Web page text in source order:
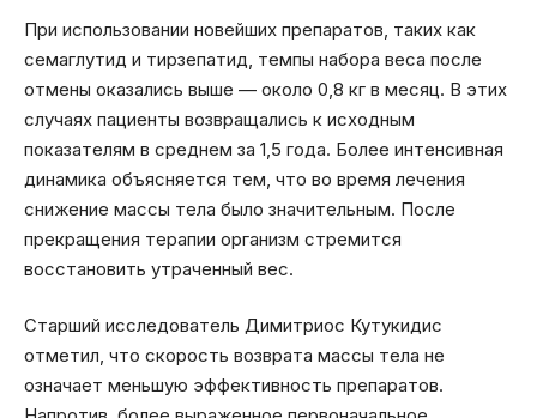
При использовании новейших препаратов, таких как
семаглутид и тирзепатид, темпы набора веса после
отмены оказались выше — около 0,8 кг в месяц. В этих
случаях пациенты возвращались к исходным
показателям в среднем за 1,5 года. Более интенсивная
динамика объясняется тем, что во время лечения
снижение массы тела было значительным. После
прекращения терапии организм стремится
восстановить утраченный вес.
Старший исследователь Димитриос Кутукидис
отметил, что скорость возврата массы тела не
означает меньшую эффективность препаратов.